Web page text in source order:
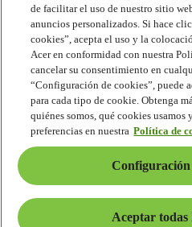
Sostenibilidad
Responsabilidad social
Huella de carbono del
Proyecto Humanity
Earthion
Política de privacidad
Política de cookies
Aviso legal
Información legal adicional
Política de accesibilidad
Configuración de cookies
América Latina - Español
de facilitar el uso de nuestro sitio
anuncios personalizados. Si hace
cookies”, acepta el uso y la
Acer en conformidad con nuestra
cancelar su consentimiento en
“Configuración de cookies”, puede
para cada tipo de cookie. Obtenga
quiénes somos, qué cookies usamos
preferencias en nuestra Política de
Configuración
Aceptar todas